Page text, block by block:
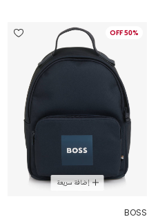
50% OFF
إضافة سريعة
BOSS